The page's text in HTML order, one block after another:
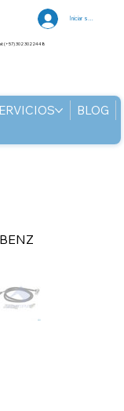
BLOG
Iniciar sesión
(+57) 302 3022448